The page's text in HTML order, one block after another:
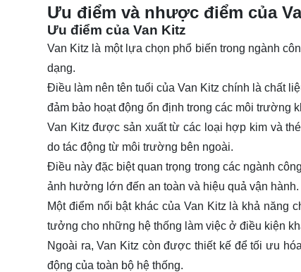
Ưu điểm và nhược điểm của
Ưu điểm của Van Kitz
Van Kitz là một lựa chọn phổ biến trong ngành
dạng.
Điều làm nên tên tuổi của Van Kitz chính là chất
đảm bảo hoạt động ổn định trong các môi trường
Van Kitz được sản xuất từ các loại hợp kim và
do tác động từ môi trường bên ngoài.
Điều này đặc biệt quan trọng trong các ngành
ảnh hưởng lớn đến an toàn và hiệu quả vận hành.
Một điểm nổi bật khác của Van Kitz là khả năng
tưởng cho những hệ thống làm việc ở điều kiện
Ngoài ra, Van Kitz còn được thiết kế để tối ưu
động của toàn bộ hệ thống.